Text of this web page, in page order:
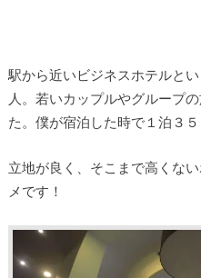
駅から近いビジネスホテルと
人。若いカップルやグループ
た。僕が宿泊した時で１泊３５
立地が良く、そこまで高くな
メです！